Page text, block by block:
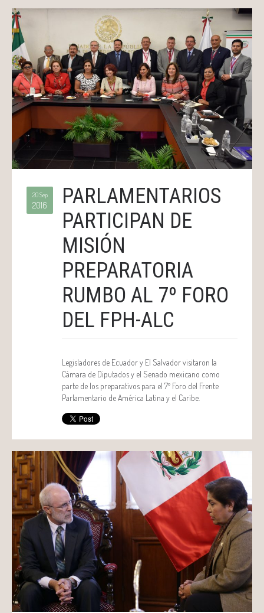
20 Sep
2016
PARLAMENTARIOS
PARTICIPAN DE
MISIÓN
PREPARATORIA
RUMBO AL 7º FORO
DEL FPH-ALC
Legisladores de Ecuador y El Salvador visitaron la
Cámara de Diputados y el Senado mexicano como
parte de los preparativos para el 7º Foro del Frente
Parlamentario de América Latina y el Caribe.